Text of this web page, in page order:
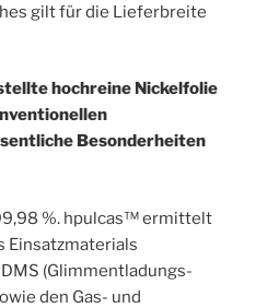
gilt für die Lieferbreite
hochreine Nickelfolie
Besonderheiten
%. hpulcas™ ermittelt
Einsatzmaterials
(Glimmentladungs-
den Gas- und